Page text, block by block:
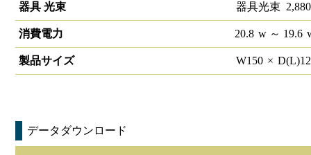
器具 光束 器具光束 2,880
消費電力 20.8 w～ 19.6
製品サイズ W150 × D(L)
データダウンロード